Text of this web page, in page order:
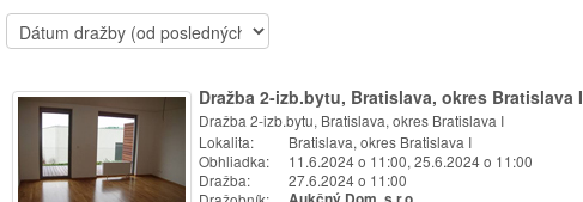
Dražba 2-izb.bytu, Bratislava, okres Bratislava I
Dražba 2-izb.bytu, Bratislava, okres Bratislava I
Lokalita:
Bratislava, okres Bratislava I
Obhliadka:
11.6.2024 o 11:00, 25.6.2024 o 11:00
Dražba:
27.6.2024 o 11:00